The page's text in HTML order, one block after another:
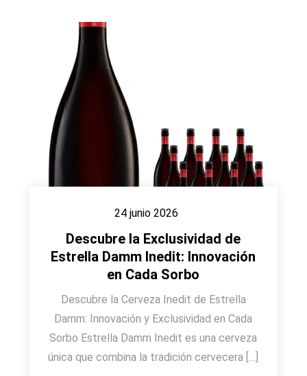
24 junio 2026
Descubre la Exclusividad de
Estrella Damm Inedit: Innovación
en Cada Sorbo
Descubre la Cerveza Inedit de Estrella
Damm: Innovación y Exclusividad en Cada
Sorbo Estrella Damm Inedit es una cerveza
única que combina la tradición cervecera […]